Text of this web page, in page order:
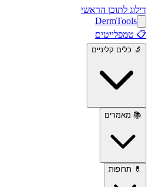
דילוג לתוכן הראשי
DermTools
📋 טמפלייטים
🔬 כלים קליניים
📚 מאמרים
💊 תרופות